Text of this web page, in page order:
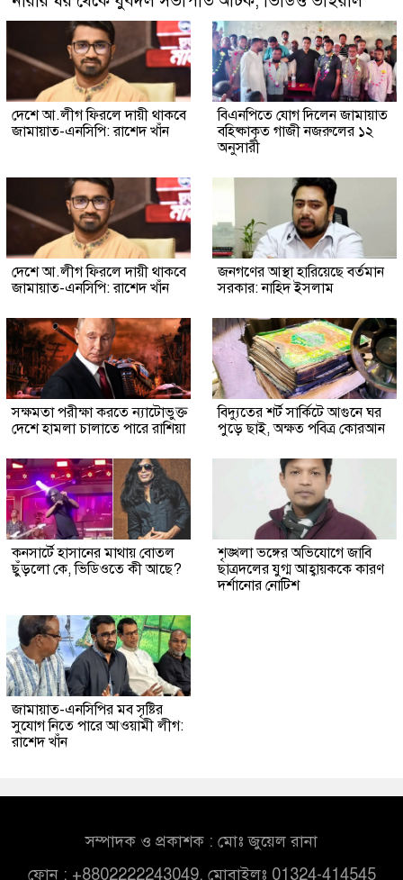
দেশে আ.লীগ ফিরলে দায়ী থাকবে
জামায়াত-এনসিপি: রাশেদ খাঁন
বিএনপিতে যোগ দিলেন জামায়াত
বহিষ্কাকৃত গাজী নজরুলের ১২
অনুসারী
দেশে আ.লীগ ফিরলে দায়ী থাকবে
জামায়াত-এনসিপি: রাশেদ খাঁন
জনগণের আস্থা হারিয়েছে বর্তমান
সরকার: নাহিদ ইসলাম
সক্ষমতা পরীক্ষা করতে ন্যাটোভুক্ত
দেশে হামলা চালাতে পারে রাশিয়া
বিদ্যুতের শর্ট সার্কিটে আগুনে ঘর
পুড়ে ছাই, অক্ষত পবিত্র কোরআন
কনসার্টে হাসানের মাথায় বোতল
ছুঁড়লো কে, ভিডিওতে কী আছে?
শৃঙ্খলা ভঙ্গের অভিযোগে জাবি
ছাত্রদলের যুগ্ম আহ্বায়ককে কারণ
দর্শানোর নোটিশ
জামায়াত-এনসিপির মব সৃষ্টির
সুযোগ নিতে পারে আওয়ামী লীগ:
রাশেদ খাঁন
সম্পাদক ও প্রকাশক : মোঃ জুয়েল রানা
ফোন : +8802222243049, মোবাইলঃ 01324-414545